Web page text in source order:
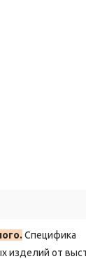
Специфика
изделий от